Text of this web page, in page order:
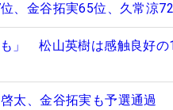
、金谷拓実65位、久常涼
」 松山英樹は感触良好の
太、金谷拓実も予選通過